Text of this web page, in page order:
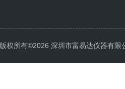
版权所有©2026 深圳市富易达仪器有